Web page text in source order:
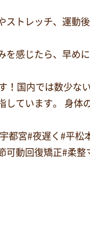
ストレッチ、運動
を感じたら、早め
！国内では数少な
しています。 身体
都宮#夜遅く#平松
可動回復矯正#柔